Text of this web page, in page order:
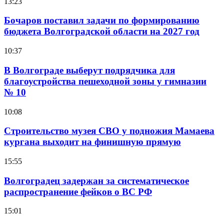
Бочаров поставил задачи по формированию
бюджета Волгоградской области на 2027 год
10:37
В Волгограде выберут подрядчика для
благоустройства пешеходной зоны у гимназии
№ 10
10:08
Строительство музея СВО у подножия Мамаева
кургана выходит на финишную прямую
15:55
Волгоградец задержан за систематическое
распространение фейков о ВС РФ
15:01